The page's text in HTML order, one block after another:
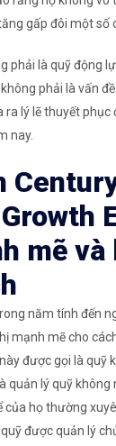
gấp đôi một số
phải là quỹ động
phải là vấn
ra lý lẽ thuyết
nay.
mẽ và
năm tính đến
mạnh mẽ cho
được gọi là quỹ
quản lý quỹ
của họ thường
được quản lý